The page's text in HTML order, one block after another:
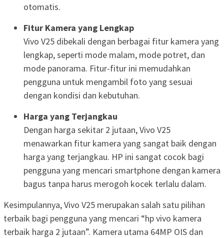
otomatis.
Fitur Kamera yang Lengkap
Vivo V25 dibekali dengan berbagai fitur kamera yang
lengkap, seperti mode malam, mode potret, dan
mode panorama. Fitur-fitur ini memudahkan
pengguna untuk mengambil foto yang sesuai
dengan kondisi dan kebutuhan.
Harga yang Terjangkau
Dengan harga sekitar 2 jutaan, Vivo V25
menawarkan fitur kamera yang sangat baik dengan
harga yang terjangkau. HP ini sangat cocok bagi
pengguna yang mencari smartphone dengan kamera
bagus tanpa harus merogoh kocek terlalu dalam.
Kesimpulannya, Vivo V25 merupakan salah satu pilihan
terbaik bagi pengguna yang mencari “hp vivo kamera
terbaik harga 2 jutaan”. Kamera utama 64MP OIS dan